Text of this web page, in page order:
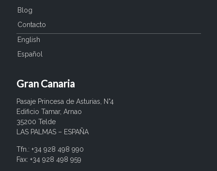
Blog
Contacto
English
Español
Gran Canaria
Pasaje Princesa de Asturias, N°4
Edificio Tamar, Arnao
35200 Telde
LAS PALMAS – ESPAÑA
Tfn.: +34 928 498 990
Fax: +34 928 498 959